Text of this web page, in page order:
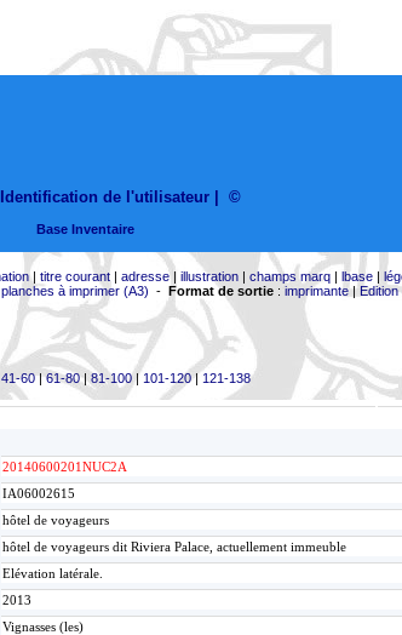
Identification de l'utilisateur ©
Base Inventaire
| titre courant| adresse| illustration| champs marq| lbase|
planches à imprimer (A3) - Format de sortie: imprimante|
41-60|61-80| 81-100 | 101-120| 121-138
20140600201NUC2A
IA06002615
hôtel de voyageurs
hôtel de voyageurs dit Riviera Palace, actuellement immeuble
Elévation latérale.
2013
Vignasses (les)